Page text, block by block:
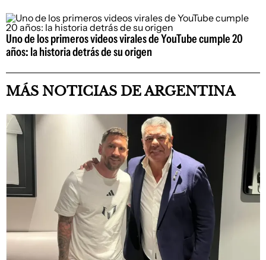
Uno de los primeros videos virales de YouTube cumple 20
años: la historia detrás de su origen
MÁS NOTICIAS DE ARGENTINA